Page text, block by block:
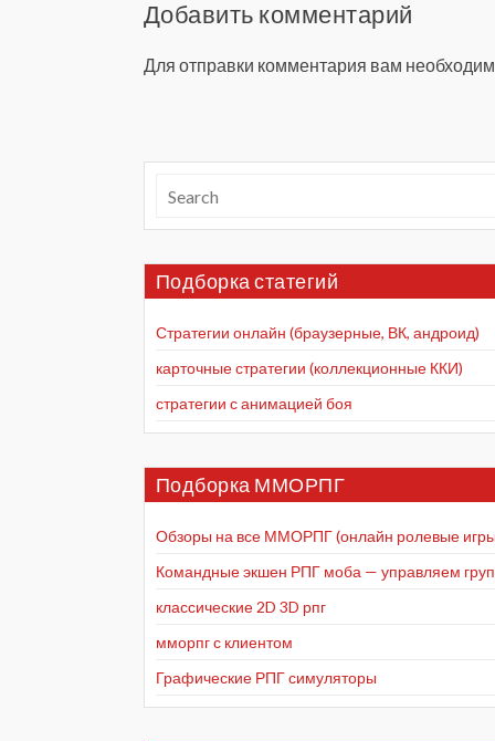
Добавить комментарий
Для отправки комментария вам
Подборка статегий
Стратегии онлайн (браузерные, ВК, андроид)
карточные стратегии (коллекционные ККИ)
стратегии с анимацией боя
Подборка ММОРПГ
Обзоры на все ММОРПГ (онлайн ролевые
Командные экшен РПГ моба — управляем
классические 2D 3D рпг
мморпг с клиентом
Графические РПГ симуляторы